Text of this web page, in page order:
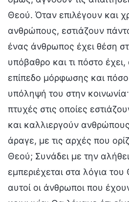
Θεού. Όταν επιλέγουν και
ανθρώπους, εστιάζουν
ένας άνθρωπος έχει θέση
υπόβαθρο και τι πόστο
επίπεδο μόρφωσης και πόσο
υπόληψή του στην κοινωνία·
πτυχές στις οποίες
και καλλιεργούν
άραγε, με τις αρχές που
Θεού; Συνάδει με την
εμπεριέχεται στα λόγια του
αυτοί οι άνθρωποι που